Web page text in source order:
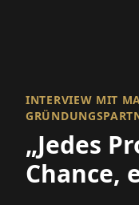
INTERVIEW MIT
„Jedes
Chance,